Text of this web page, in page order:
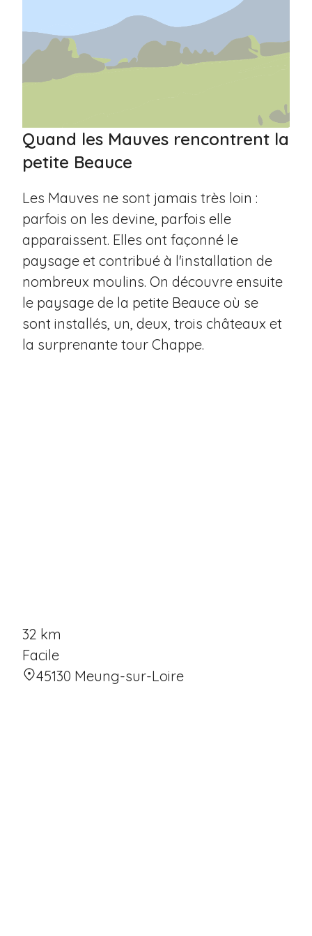
Quand les Mauves rencontrent la
petite Beauce
Les Mauves ne sont jamais très loin :
parfois on les devine, parfois elle
apparaissent. Elles ont façonné le
paysage et contribué à l'installation de
nombreux moulins. On découvre ensuite
le paysage de la petite Beauce où se
sont installés, un, deux, trois châteaux et
la surprenante tour Chappe.
32 km
Facile
45130 Meung-sur-Loire